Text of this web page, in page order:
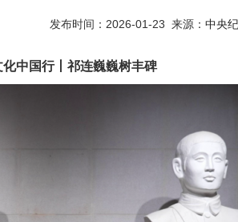
发布时间：2026-01-23 来源： 中央
化中国行丨祁连巍巍树丰碑